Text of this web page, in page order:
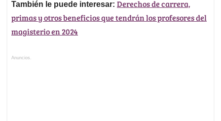
También le puede interesar: Derechos de carrera,
primas y otros beneficios que tendrán los profesores del
magisterio en 2024
Anuncios.